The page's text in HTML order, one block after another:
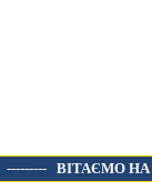
--------- ВІТАЄМО